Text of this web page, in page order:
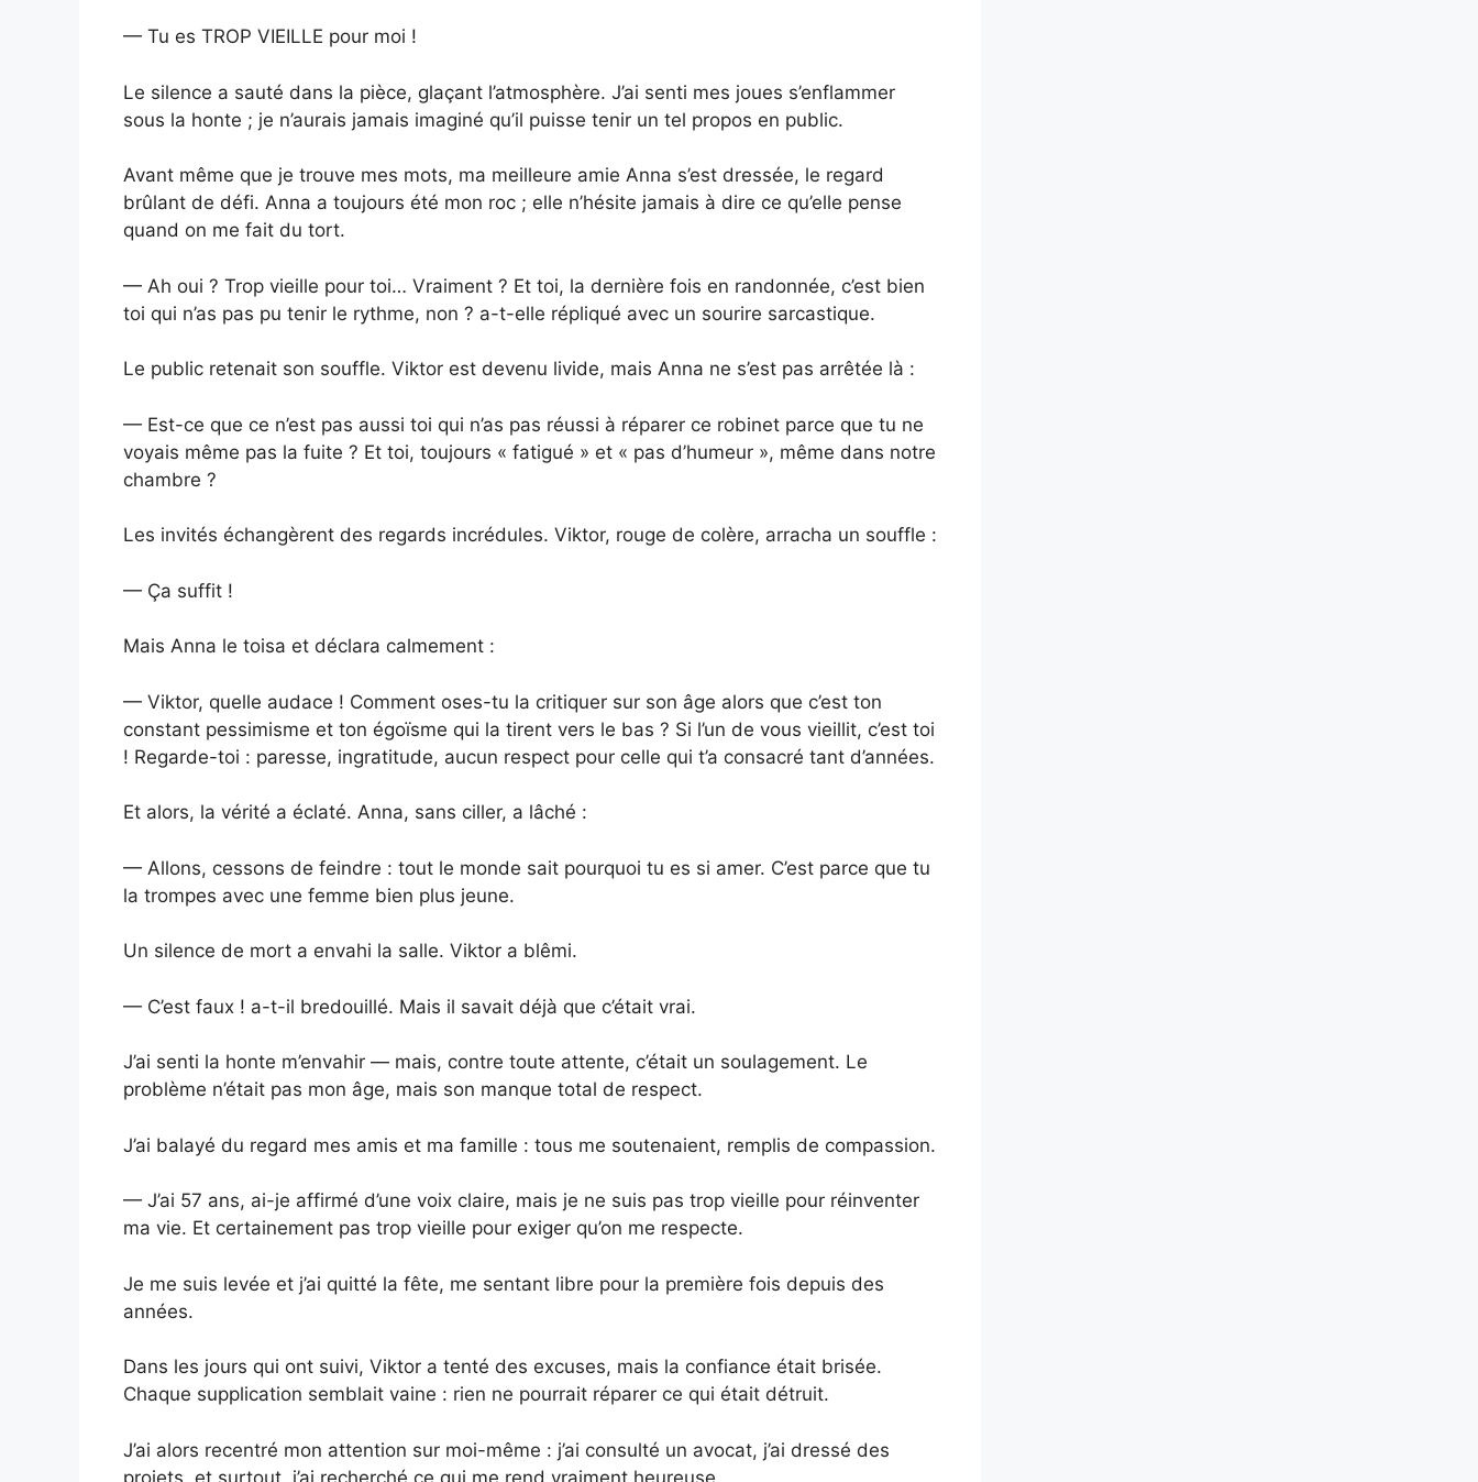
— Tu es TROP VIEILLE pour moi !
Le silence a sauté dans la pièce, glaçant l’atmosphère. J’ai senti mes joues s’enflammer
sous la honte ; je n’aurais jamais imaginé qu’il puisse tenir un tel propos en public.
Avant même que je trouve mes mots, ma meilleure amie Anna s’est dressée, le regard
brûlant de défi. Anna a toujours été mon roc ; elle n’hésite jamais à dire ce qu’elle pense
quand on me fait du tort.
— Ah oui ? Trop vieille pour toi… Vraiment ? Et toi, la dernière fois en randonnée, c’est bien
toi qui n’as pas pu tenir le rythme, non ? a-t-elle répliqué avec un sourire sarcastique.
Le public retenait son souffle. Viktor est devenu livide, mais Anna ne s’est pas arrêtée là :
— Est-ce que ce n’est pas aussi toi qui n’as pas réussi à réparer ce robinet parce que tu ne
voyais même pas la fuite ? Et toi, toujours « fatigué » et « pas d’humeur », même dans notre
chambre ?
Les invités échangèrent des regards incrédules. Viktor, rouge de colère, arracha un souffle :
— Ça suffit !
Mais Anna le toisa et déclara calmement :
— Viktor, quelle audace ! Comment oses-tu la critiquer sur son âge alors que c’est ton
constant pessimisme et ton égoïsme qui la tirent vers le bas ? Si l’un de vous vieillit, c’est toi
! Regarde-toi : paresse, ingratitude, aucun respect pour celle qui t’a consacré tant d’années.
Et alors, la vérité a éclaté. Anna, sans ciller, a lâché :
— Allons, cessons de feindre : tout le monde sait pourquoi tu es si amer. C’est parce que tu
la trompes avec une femme bien plus jeune.
Un silence de mort a envahi la salle. Viktor a blêmi.
— C’est faux ! a-t-il bredouillé. Mais il savait déjà que c’était vrai.
J’ai senti la honte m’envahir — mais, contre toute attente, c’était un soulagement. Le
problème n’était pas mon âge, mais son manque total de respect.
J’ai balayé du regard mes amis et ma famille : tous me soutenaient, remplis de compassion.
— J’ai 57 ans, ai-je affirmé d’une voix claire, mais je ne suis pas trop vieille pour réinventer
ma vie. Et certainement pas trop vieille pour exiger qu’on me respecte.
Je me suis levée et j’ai quitté la fête, me sentant libre pour la première fois depuis des
années.
Dans les jours qui ont suivi, Viktor a tenté des excuses, mais la confiance était brisée.
Chaque supplication semblait vaine : rien ne pourrait réparer ce qui était détruit.
J’ai alors recentré mon attention sur moi-même : j’ai consulté un avocat, j’ai dressé des
projets, et surtout, j’ai recherché ce qui me rend vraiment heureuse.